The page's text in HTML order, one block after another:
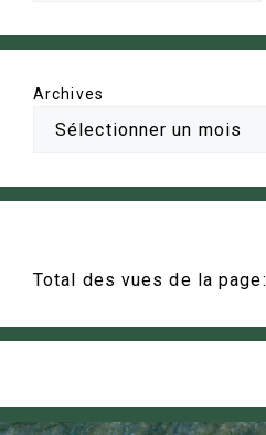
Archives
Total des vues de la page: